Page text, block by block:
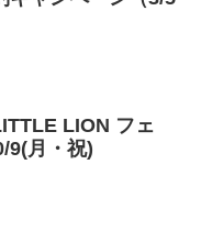
LION フェ
月・祝)